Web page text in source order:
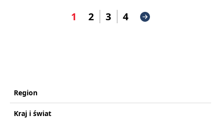
1 2 3 4
Region
Kraj i świat